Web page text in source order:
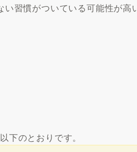
習慣がついている可能性が高
下のとおりです。